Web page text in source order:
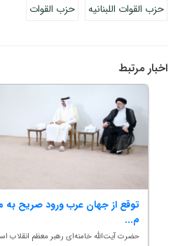
حزب القوات اللبنانیه
حزب القوات
اخبار مرتبط
توقع از جهان عرب ورود صریح به
م...
حضرت آیت‌الله خامنه‌ای رهبر معظم انقلاب